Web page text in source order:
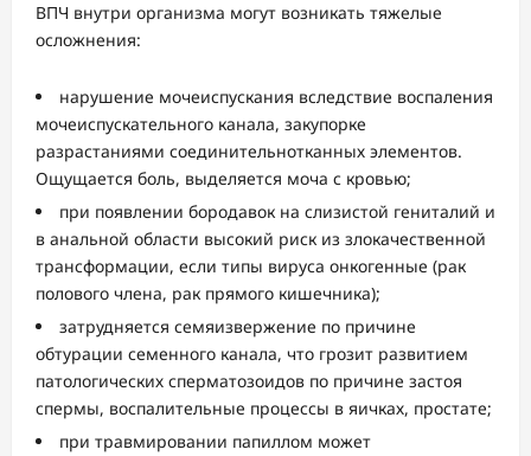
ВПЧ внутри организма могут возникать тяжелые
осложнения:
нарушение мочеиспускания вследствие воспаления
мочеиспускательного канала, закупорке
разрастаниями соединительнотканных элементов.
Ощущается боль, выделяется моча с кровью;
при появлении бородавок на слизистой гениталий и
в анальной области высокий риск из злокачественной
трансформации, если типы вируса онкогенные (рак
полового члена, рак прямого кишечника);
затрудняется семяизвержение по причине
обтурации семенного канала, что грозит развитием
патологических сперматозоидов по причине застоя
спермы, воспалительные процессы в яичках, простате;
при травмировании папиллом может